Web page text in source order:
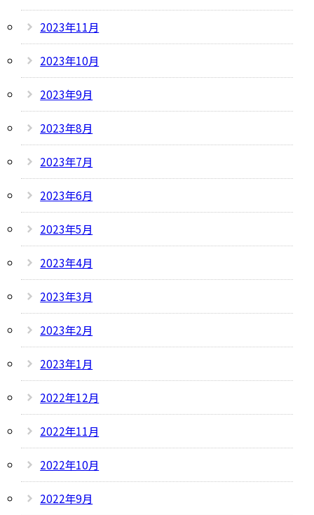
2023年11月
2023年10月
2023年9月
2023年8月
2023年7月
2023年6月
2023年5月
2023年4月
2023年3月
2023年2月
2023年1月
2022年12月
2022年11月
2022年10月
2022年9月